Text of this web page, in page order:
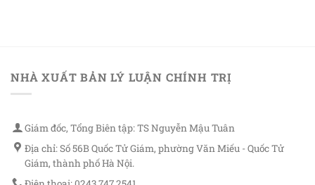
NHÀ XUẤT BẢN LÝ LUẬN CHÍNH TRỊ
Giám đốc, Tổng Biên tập: TS Nguyễn Mậu Tuân
Địa chỉ: Số 56B Quốc Tử Giám, phường Văn Miếu - Quốc Tử
Giám, thành phố Hà Nội.